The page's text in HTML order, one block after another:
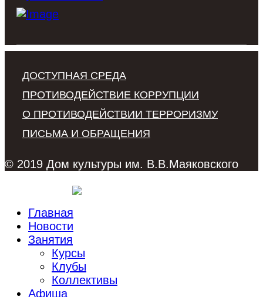
ДОСТУПНАЯ СРЕДА
ПРОТИВОДЕЙСТВИЕ КОРРУПЦИИ
О ПРОТИВОДЕЙСТВИИ ТЕРРОРИЗМУ
ПИСЬМА И ОБРАЩЕНИЯ
© 2019 Дом культуры им. В.В.Маяковского
Главная
Новости
Занятия
Курсы
Клубы
Коллективы
Афиша